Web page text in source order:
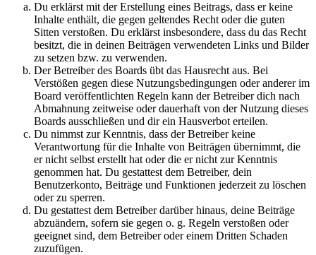
Du erklärst mit der Erstellung eines Beitrags, dass er keine
Inhalte enthält, die gegen geltendes Recht oder die guten
Sitten verstoßen. Du erklärst insbesondere, dass du das Recht
besitzt, die in deinen Beiträgen verwendeten Links und Bilder
zu setzen bzw. zu verwenden.
Der Betreiber des Boards übt das Hausrecht aus. Bei
Verstößen gegen diese Nutzungsbedingungen oder anderer im
Board veröffentlichten Regeln kann der Betreiber dich nach
Abmahnung zeitweise oder dauerhaft von der Nutzung dieses
Boards ausschließen und dir ein Hausverbot erteilen.
Du nimmst zur Kenntnis, dass der Betreiber keine
Verantwortung für die Inhalte von Beiträgen übernimmt, die
er nicht selbst erstellt hat oder die er nicht zur Kenntnis
genommen hat. Du gestattest dem Betreiber, dein
Benutzerkonto, Beiträge und Funktionen jederzeit zu löschen
oder zu sperren.
Du gestattest dem Betreiber darüber hinaus, deine Beiträge
abzuändern, sofern sie gegen o. g. Regeln verstoßen oder
geeignet sind, dem Betreiber oder einem Dritten Schaden
zuzufügen.